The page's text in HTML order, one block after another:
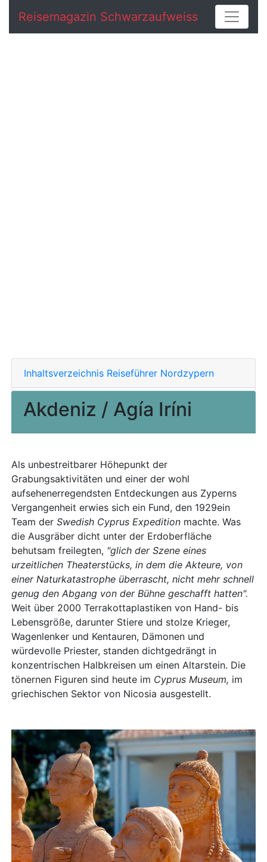
Reisemagazin Schwarzaufweiss
Inhaltsverzeichnis Reiseführer Nordzypern
Akdeniz / Agía Iríni
Als unbestreitbarer Höhepunkt der
Grabungsaktivitäten und einer der wohl
aufsehenerregendsten Entdeckungen aus Zyperns
Vergangenheit erwies sich ein Fund, den 1929ein
Team der Swedish Cyprus Expedition machte. Was
die Ausgräber dicht unter der Erdoberfläche
behutsam freilegten, "glich der Szene eines
urzeitlichen Theaterstücks, in dem die Akteure, von
einer Naturkatastrophe überrascht, nicht mehr schnell
genug den Abgang von der Bühne geschafft hatten".
Weit über 2000 Terrakottaplastiken von Hand- bis
Lebensgröße, darunter Stiere und stolze Krieger,
Wagenlenker und Kentauren, Dämonen und
würdevolle Priester, standen dichtgedrängt in
konzentrischen Halbkreisen um einen Altarstein. Die
tönernen Figuren sind heute im Cyprus Museum, im
griechischen Sektor von Nicosia ausgestellt.